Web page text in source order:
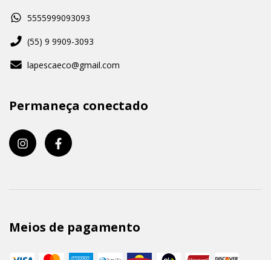
5555999093093
(55) 9 9909-3093
lapescaeco@gmail.com
Permaneça conectado
Meios de pagamento